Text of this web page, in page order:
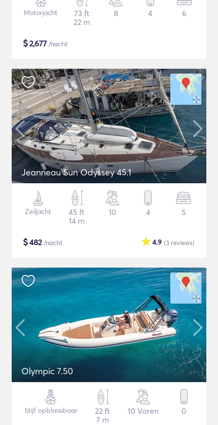
Motorjacht
73 ft
22 m
8 4 6
$2,677 /nacht
Jeanneau Sun Odyssey 45.1
Zeiljacht
45 ft
14 m
10 4 5
$482/nacht (3 reviews)
4.9
Olympic 7.50
Stijf opblaasbaar
22 ft
7 m
10 Varen 0